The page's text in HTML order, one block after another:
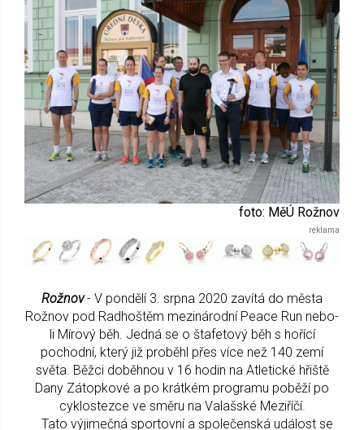
foto: MěÚ Rožnov
Rožnov- V pondělí 3. srpna 2020 zavítá do města
Rožnov pod Radhoštěm mezinárodní Peace Run nebo-
li Mírový běh. Jedná se o štafetový běh s hořící
pochodní, který již proběhl přes více než 140 zemí
světa. Běžci doběhnou v 16 hodin na Atletické hřiště
Dany Zátopkové a po krátkém programu poběží po
cyklostezce ve směru na Valašské Meziříčí.
Tato výjimečná sportovní a společenská událost se